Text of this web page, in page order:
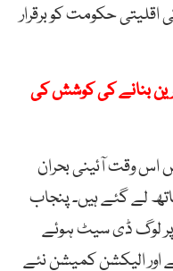
حکومت کو برقرار
بنانے کی کوشش کی
اس وقت آئینی بحران
54 افراد کو ساتھ لے گئے ہیں۔ پنجاب
پر لوگ ڈی سیٹ ہوئے
اور الیکشن کمیشن نئے